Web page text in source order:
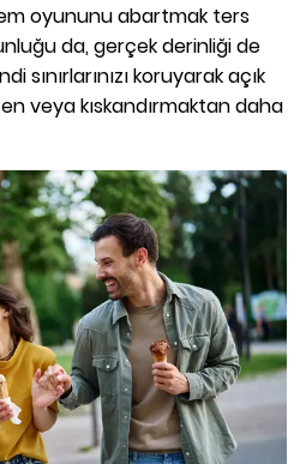
oyununu abartmak ters
da, gerçek derinliği de
sınırlarınızı koruyarak açık
veya kıskandırmaktan daha